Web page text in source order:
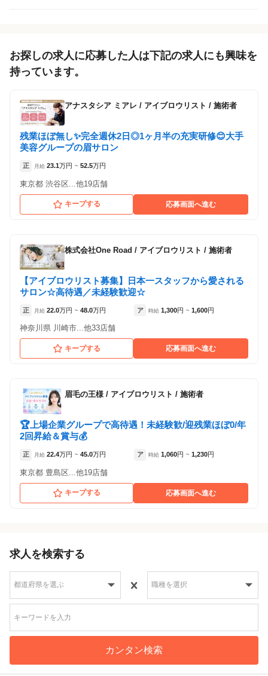
お探しの求人に応募した人は下記の求人にも興味を
持っています。
アナスタシア ミアレ / アイブロウリスト / 施術者
残業ほぼ無し✨完全週休2日◎1ヶ月半の充実研修😊大手
美容グループの眉サロン
正 月給 23.1万円 ~ 52.5万円
東京都 渋谷区...他19店舗
キープする 応募画面へ進む
株式会社One Road / アイブロウリスト / 施術者
【アイブロウリスト募集】日本一スタッフから愛される
サロン☆高待遇／未経験歓迎☆
正 月給 22.0万円 ~ 48.0万円 ア 時給 1,300円 ~ 1,600円
神奈川県 川崎市...他33店舗
キープする 応募画面へ進む
眉毛の王様 / アイブロウリスト / 施術者
🏆上場企業グループで高待遇！未経験歓/迎残業ほぼ0/年
2回昇給＆賞与💰
正 月給 22.4万円 ~ 45.0万円 ア 時給 1,060円 ~ 1,230円
東京都 豊島区...他19店舗
キープする 応募画面へ進む
求人を検索する
カンタン検索